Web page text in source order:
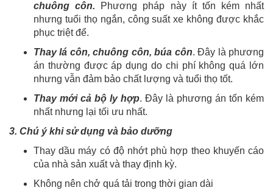
chuông côn. Phương pháp này ít tốn kém nhất
nhưng tuổi thọ ngắn, công suất xe không được khắc
phục triệt để.
Thay lá côn, chuông côn, búa côn. Đây là phương
án thường được áp dụng do chi phí không quá lớn
nhưng vẫn đảm bảo chất lượng và tuổi thọ tốt.
Thay mới cả bộ ly hợp. Đây là phương án tốn kém
nhất nhưng lại tối ưu nhất.
3. Chú ý khi sử dụng và bảo dưỡng
Thay dầu máy có độ nhớt phù hợp theo khuyến cáo
của nhà sản xuất và thay định kỳ.
Không nên chở quá tải trong thời gian dài